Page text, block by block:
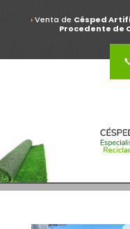
›Venta de Césped
Procedente de